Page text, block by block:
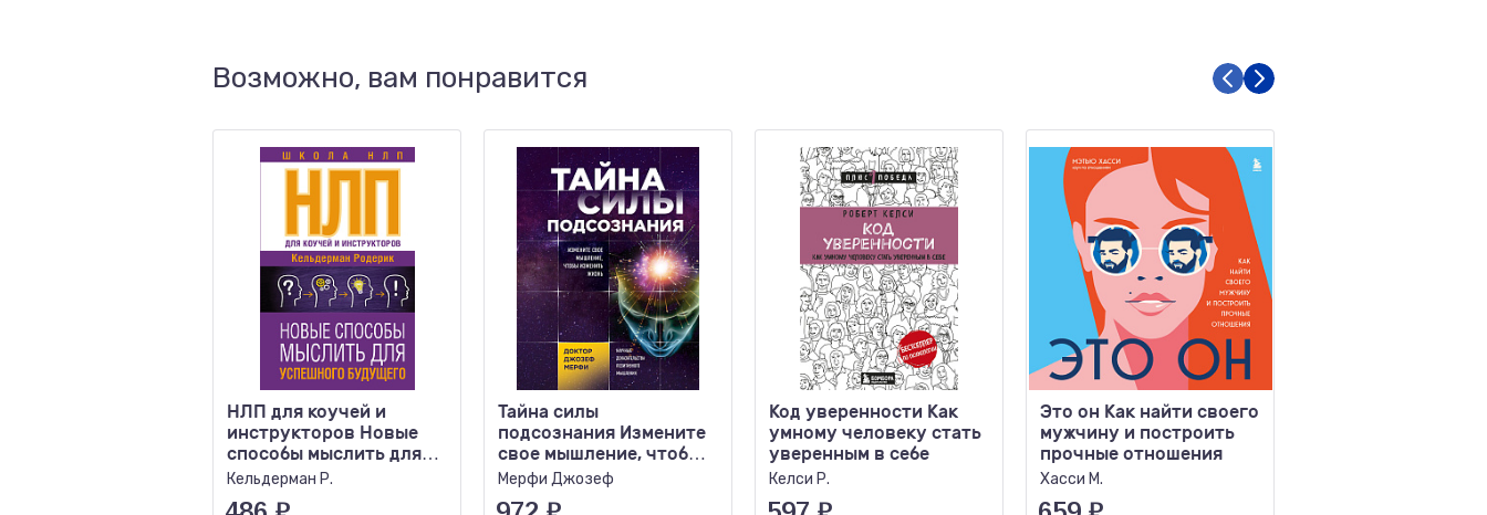
Возможно, вам понравится
НЛП для коучей и
инструкторов Новые
способы мыслить для
успешного будущего
Кельдерман Р.
Тайна силы
подсознания Измените
свое мышление, чтобы
изменить жизнь
Мерфи Джозеф
Код уверенности Как
умному человеку стать
уверенным в себе
Келси Р.
Это он Как найти своего
мужчину и построить
прочные отношения
Хасси М.